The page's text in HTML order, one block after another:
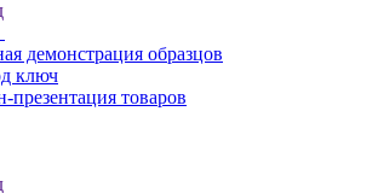
демонстрация образцов
ключ
презентация товаров